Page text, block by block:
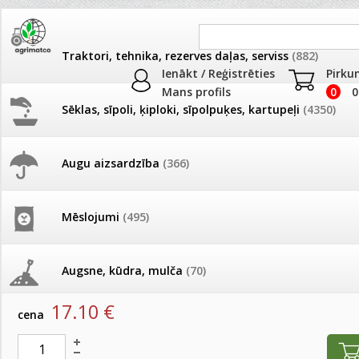
Ienākt / Reģistrēties
Mans profils
0
Traktori, tehnika, rezerves daļas, serviss (882)
Sēklas, sīpoli, ķiploki, sīpolpuķes, kartupeļi (4350)
Augu aizsardzība (366)
Mēslojumi (495)
Augsne, kūdra, mulča (70)
Podi un kasetes
JAUNUMI
Pašlasīšanas vietu katalogs
26.05. Vebinārs - Kā ierobežot
gliemežus piemājas dārzā un
Ūdens piemērotības noteikšana
AKCIJAS
frēze + mulčieris +
AKCIJAS komplekts -
Auklas, lentes
Produkti »Palīglīdzekļi augu audzēšanai
Aukla koku piesiešanai 5,5 mm sarkana, 1rullis
artikuls: 80532 EAN: 8058333960050
cena 17.10 €